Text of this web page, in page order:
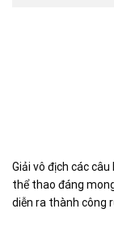
Giải vô địch các
thể thao đáng
diễn ra thành công